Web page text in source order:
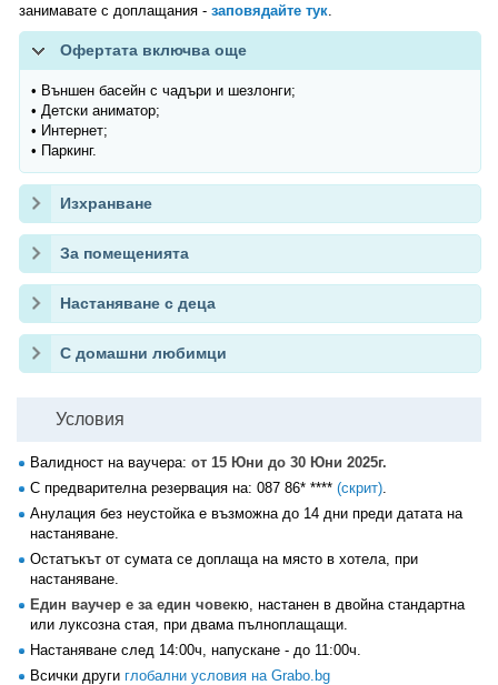
занимавате с доплащания - заповядайте тук
Офертата включва още
• Външен басейн с чадъри и шезлонги;
• Детски аниматор;
• Интернет;
• Паркинг.
Изхранване
За помещенията
Настаняване с деца
С домашни любимци
Условия
Валидност на ваучера: от 15 Юни до 30 Юни 2025г.
С предварителна резервация на: 087 86* **** (скрит)
Анулация без неустойка е възможна до 14 дни преди датата на
настаняване.
Остатъкът от сумата се доплаща на място в хотела, при
настаняване.
Един ваучер е за един човекю, настанен в двойна стандартна
или луксозна стая, при двама пълноплащащи.
Настаняване след 14:00ч, напускане - до 11:00ч.
Всички други глобални условия на Grabo.bg